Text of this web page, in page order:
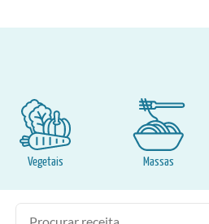
Vegetais Massas
Pesquisa